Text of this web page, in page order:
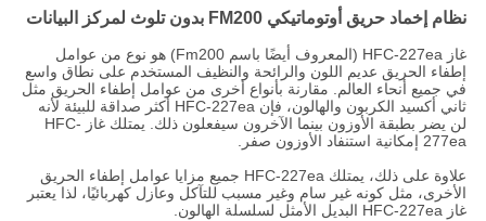
نظام إخماد حريق أوتوماتيكي FM200 بدون تلوث لمركز البيانات
غاز HFC-227ea (المعروف أيضًا باسم Fm200) هو نوع من عوامل
إطفاء الحريق عديم اللون والرائحة والنظيف المستخدم على نطاق واسع
في جميع أنحاء العالم. مقارنة بأنواع أخرى من عوامل إطفاء الحريق مثل
ثاني أكسيد الكربون والهالون، فإن HFC-227ea أكثر صداقة للبيئة لأنه
لن يضر بطبقة الأوزون بينما الآخرون سيفعلون ذلك. يمتلك غاز HFC-
277ea إمكانية استنفاد الأوزون صفر.
علاوة على ذلك، يمتلك HFC-227ea جميع مزايا عوامل إطفاء الحريق
الأخرى، مثل كونه غير سام وغير مسبب للتآكل وعازل كهربائيًا، لذا يعتبر
غاز HFC-227ea البديل الأمثل لسلسلة الهالون.